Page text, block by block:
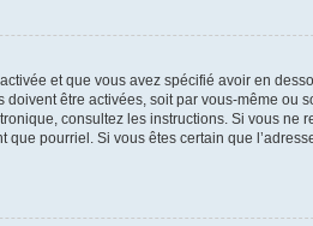
et que vous avez spécifié avoir en
être activées, soit par vous-même ou
consultez les instructions. Si vous ne
pourriel. Si vous êtes certain que